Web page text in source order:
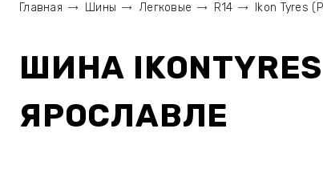
Главная Шины Легковые R14 Ikon Tyres
ШИНА
ЯРОСЛАВЛЕ